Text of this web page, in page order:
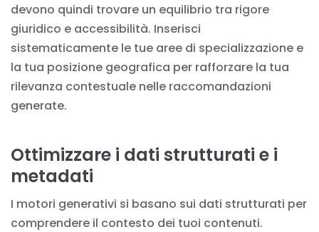
devono quindi trovare un equilibrio tra rigore
giuridico e accessibilità. Inserisci
sistematicamente le tue aree di specializzazione e
la tua posizione geografica per rafforzare la tua
rilevanza contestuale nelle raccomandazioni
generate.
Ottimizzare i dati strutturati e i
metadati
I motori generativi si basano sui dati strutturati per
comprendere il contesto dei tuoi contenuti.